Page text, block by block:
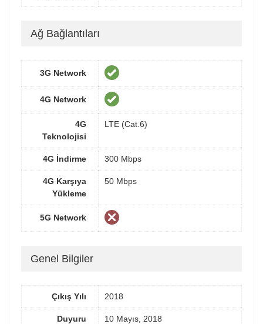
Ağ Bağlantıları
3G Network
4G Network
4G
Teknolojisi
LTE (Cat.6)
4G İndirme 300 Mbps
4G Karşıya
Yükleme
50 Mbps
5G Network
Genel Bilgiler
Çıkış Yılı 2018
Duyuru
10 Mayıs, 2018